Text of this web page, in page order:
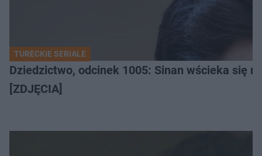
TURECKIE SERIALE
Dziedzictwo, odcinek 1005: Sinan wścieka się
[ZDJĘCIA]